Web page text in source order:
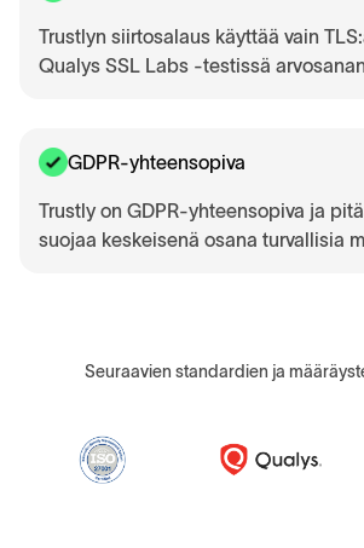
Trustlyn siirtosalaus käyttää vain
Qualys SSL Labs -testissä
GDPR-yhteensopiva
Trustly on GDPR-yhteensopiva ja
suojaa keskeisenä osana turvallisia
Seuraavien standardien ja